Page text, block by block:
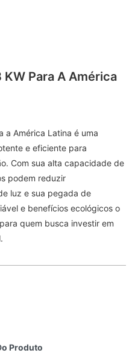
Para A América
a América Latina é uma
e eficiente para
Com sua alta capacidade de
podem reduzir
luz e sua pegada de
e benefícios ecológicos o
quem busca investir em
Produto